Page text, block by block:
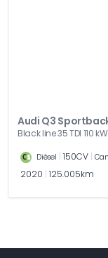
Audi Q3
Black line 35 TDI 110
Diésel 150CV
2020 125.005km